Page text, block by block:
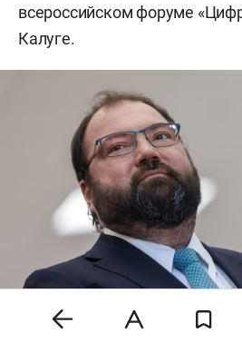
всероссийском форуме
Калуге.